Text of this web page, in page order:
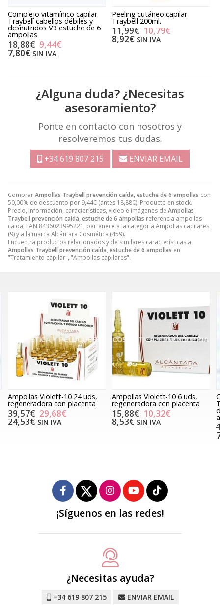
ComprarAmpollas Traybell prevención caída, estuche de 6 ampollas con
50,00% de descuento por 9,44€ (antes 18,88€). Producto en stock.
Precio, información, características, video e imágenes de Ampollas
Traybell prevención caída, estuche de 6 ampollas referencia ampollas
caida, EAN 8436023995221, pertenece a la categoría Ampollas capilares
(9) y a la marca Alcántara Cosmética (459).
Encuentra productos relacionados y de similares características a
Ampollas Traybell prevención caída, estuche de 6 ampollas en
"Tratamiento capilar", "Ampollas capilares".
Complejo vitamínico capilar
Traybell cabellos débiles y
desnutridos V3 estuche de 6
ampollas
18,88€ 9,44€
7,80€ SIN IVA
Peeling cutáneo capilar
Traybell 200ml.
11,99€ 10,79€
8,92€ SIN IVA
¿Alguna duda? ¿Necesitas
asesoramiento?
Ponte en contacto con nosotros y
resolveremos tus dudas.
+34 619 807 215 ENVIAR EMAIL
Ampollas Violett-10 24 uds,
regeneradora con placenta
39,57€ 29,68€
24,53€ SIN IVA
Ampollas Violett-10 6 uds,
regeneradora con placenta
15,88€ 10,32€
8,53€ SIN IVA
¡Síguenos en las redes!
¿Necesitas ayuda?
+34 619 807 215 ENVIAR EMAIL